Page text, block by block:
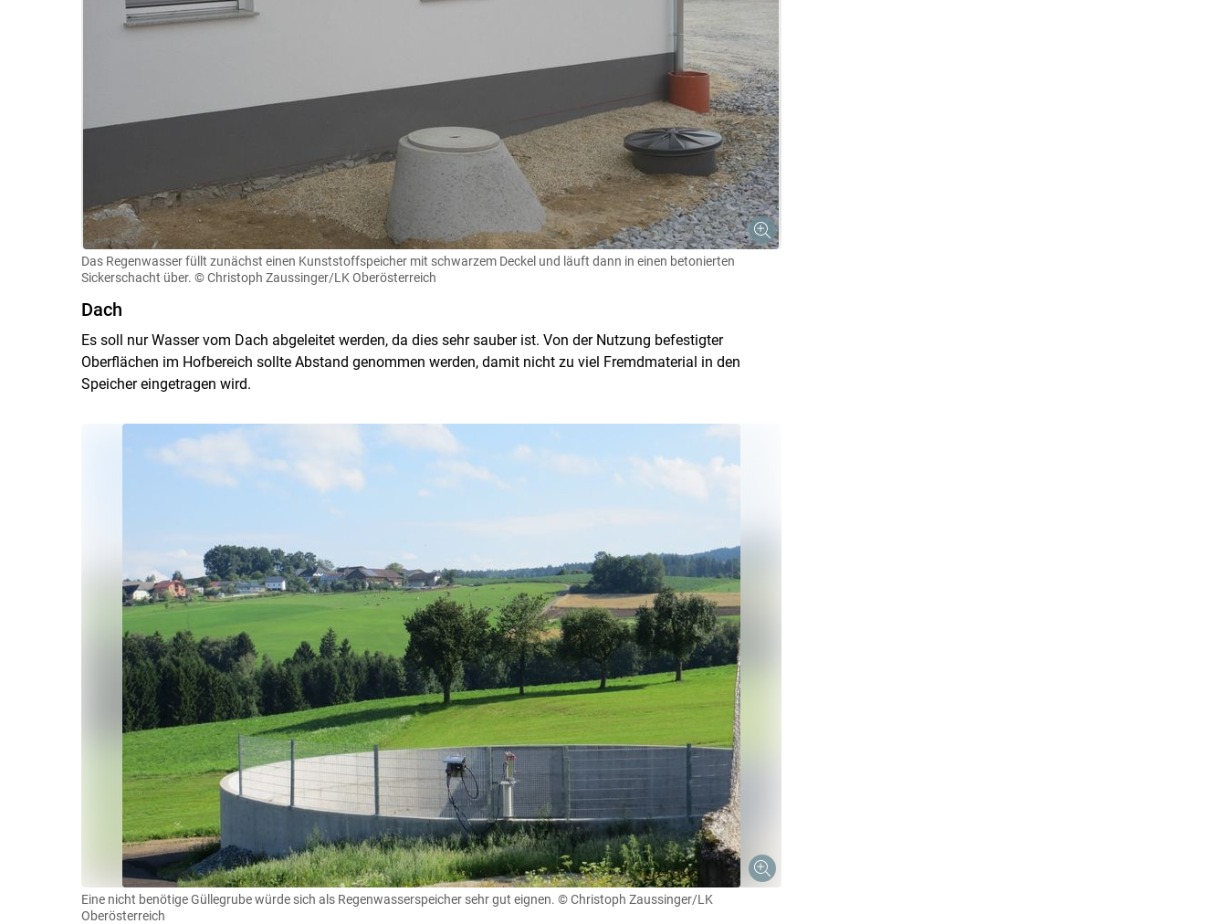
Das Regenwasser füllt zunächst einen Kunststoffspeicher mit schwarzem Deckel und läuft dann in einen betonierten
Sickerschacht über. © Christoph Zaussinger/LK Oberösterreich
Dach
Es soll nur Wasser vom Dach abgeleitet werden, da dies sehr sauber ist. Von der Nutzung befestigter
Oberflächen im Hofbereich sollte Abstand genommen werden, damit nicht zu viel Fremdmaterial in den
Speicher eingetragen wird.
Eine nicht benötige Güllegrube würde sich als Regenwasserspeicher sehr gut eignen. © Christoph Zaussinger/LK
Oberösterreich